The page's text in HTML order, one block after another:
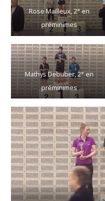
Rose Mailleux, 2° en
préminimes
Mathys Debuber, 2° en
préminimes